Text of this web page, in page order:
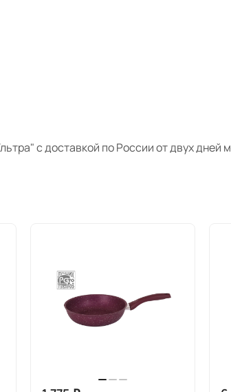
с доставкой по России от двух дней